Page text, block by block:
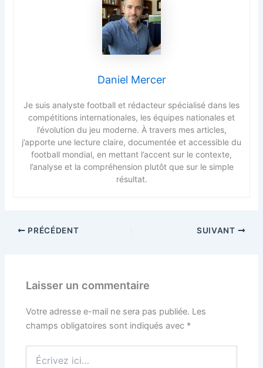
Daniel Mercer
Je suis analyste football et rédacteur spécialisé dans les
compétitions internationales, les équipes nationales et
l’évolution du jeu moderne. À travers mes articles,
j’apporte une lecture claire, documentée et accessible du
football mondial, en mettant l’accent sur le contexte,
l’analyse et la compréhension plutôt que sur le simple
résultat.
PRÉCÉDENT SUIVANT
Laisser un commentaire
Votre adresse e-mail ne sera pas publiée. Les
champs obligatoires sont indiqués avec *
ici…